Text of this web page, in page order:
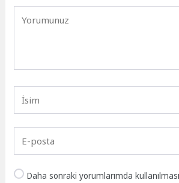
Daha sonraki yorumlarımda